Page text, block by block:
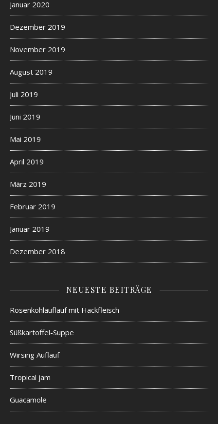
Januar 2020
Dezember 2019
November 2019
August 2019
Juli 2019
Juni 2019
Mai 2019
April 2019
März 2019
Februar 2019
Januar 2019
Dezember 2018
NEUESTE BEITRÄGE
Rosenkohlauflauf mit Hackfleisch
Süßkartoffel-Suppe
Wirsing Auflauf
Tropical jam
Guacamole